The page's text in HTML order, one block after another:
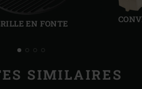
EN FONTE
SIMILAIRES